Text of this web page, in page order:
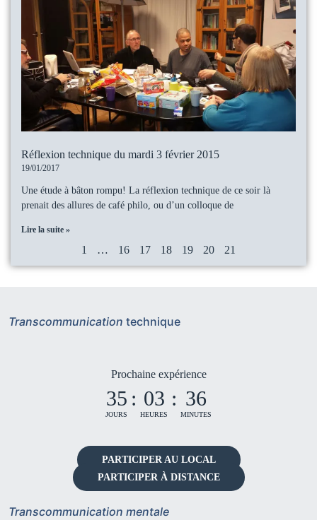
Réflexion technique du mardi 3 février 2015
19/01/2017
Une étude à bâton rompu! La réflexion technique de ce soir là
prenait des allures de café philo, ou d’un colloque de
Lire la suite »
1 … 16 17 18 19 20 21
Transcommunication technique
Prochaine expérience
35
JOURS
: 03
HEURES
: 36
MINUTES
PARTICIPER AU LOCAL
PARTICIPER À DISTANCE
Transcommunication mentale